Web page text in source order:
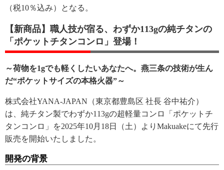
（税10％込み）となる。
【新商品】職人技が宿る、わずか113gの純チタンの
「ポケットチタンコンロ」登場！
～荷物を1gでも軽くしたいあなたへ。燕三条の技術が生ん
だ“ポケットサイズの本格火器”～
株式会社YANA-JAPAN（東京都豊島区 社長 谷中祐介）
は、純チタン製でわずか113gの超軽量コンロ「ポケットチ
タンコンロ」を2025年10月18日（土）よりMakuakeにて先行
販売を開始いたしました。
開発の背景